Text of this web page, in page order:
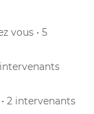
vous • 5
intervenants
2 intervenants